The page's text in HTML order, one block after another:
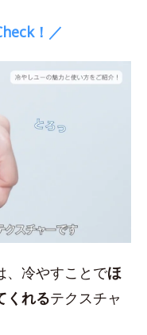
！／
、冷やすことでほ
くれるテクスチャ